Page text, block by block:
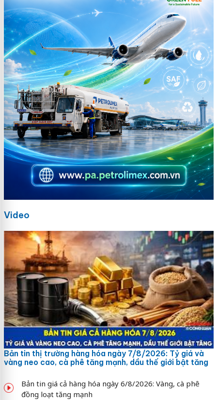
Video
Bản tin thị trường hàng hóa ngày 7/8/2026: Tỷ giá và
vàng neo cao, cà phê tăng mạnh, dầu thế giới bật tăng
Bản tin giá cả hàng hóa ngày 6/8/2026: Vàng, cà phê
đồng loạt tăng mạnh